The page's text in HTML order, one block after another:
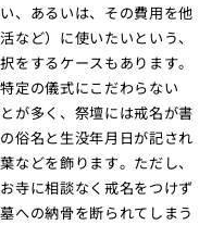
、あるいは、その費用を他
など）に使いたいという、
をするケースもあります。
定の儀式にこだわらない
が多く、祭壇には戒名が書
俗名と生没年月日が記され
などを飾ります。ただし、
寺に相談なく戒名をつけず
への納骨を断られてしまう